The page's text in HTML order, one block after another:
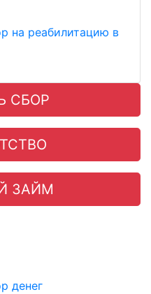
на реабилитацию в
СБОР
ЗАЙМ
денег